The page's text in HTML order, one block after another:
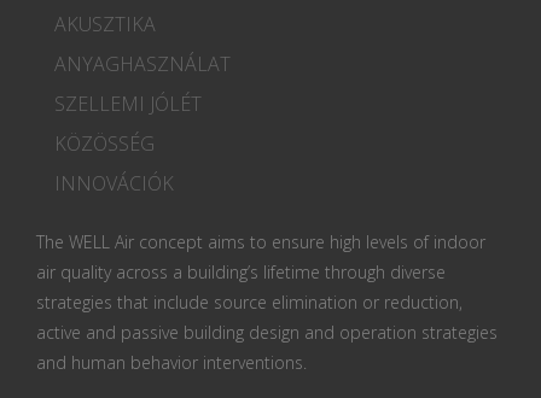
AKUSZTIKA
ANYAGHASZNÁLAT
SZELLEMI JÓLÉT
KÖZÖSSÉG
INNOVÁCIÓK
The WELL Air concept aims to ensure high levels of indoor
air quality across a building’s lifetime through diverse
strategies that include source elimination or reduction,
active and passive building design and operation strategies
and human behavior interventions.